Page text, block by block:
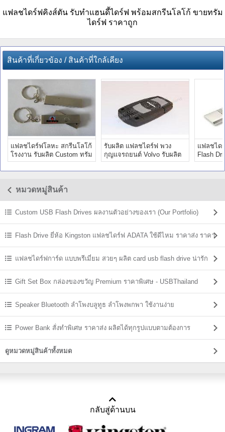
แฟลชไดร์ฟคิงส์ตัน รับทำแฮนดี้ไดร์ฟ พร้อมสกรีนโลโก้ ขายทรัม
ไดร์ฟ ราคาถูก
สินค้าที่เกี่ยวข้อง / สินค้าที่ใกล้เคียง
แฟลชไดร์ฟโลหะ สกรีนโลโก้
โรงงาน รับผลิต Custom ทรัม
ไดร์ ราคาส่ง
รับผลิต แฟลชไดร์ฟ พวง
กุญแจรถยนต์ Volvo รับผลิต
แฟลชไดร์ฟรูปกุญแจ
แฟลชได
Flash
โรงงาน
หมวดหมู่สินค้า
Custom USB Flash Drives ผลงานตัวอย่างของเรา (Our Portfolio)
Flash Drive ยี่ห้อ Kingston แฟลชไดร์ฟ ADATA ใช้ดีไหม ราคาส่ง ราคา
ถูก แฟลชไดร์ฟการ์ด แบบพรีเมี่ยม สวยๆ ผลิต card usb flash drive น่ารัก
Gift Set Box กล่องของขวัญ Premium ราคาพิเศษ - USBThailand
Speaker Bluetooth ลําโพงบลูทูธ ลำโพงพกพา ใช้งานง่าย
Power Bank สั่งทำพิเศษ ราคาส่ง ผลิตได้ทุกรูปแบบตามต้องการ
ดูหมวดหมู่สินค้าทั้งหมด
กลับสู่ด้านบน